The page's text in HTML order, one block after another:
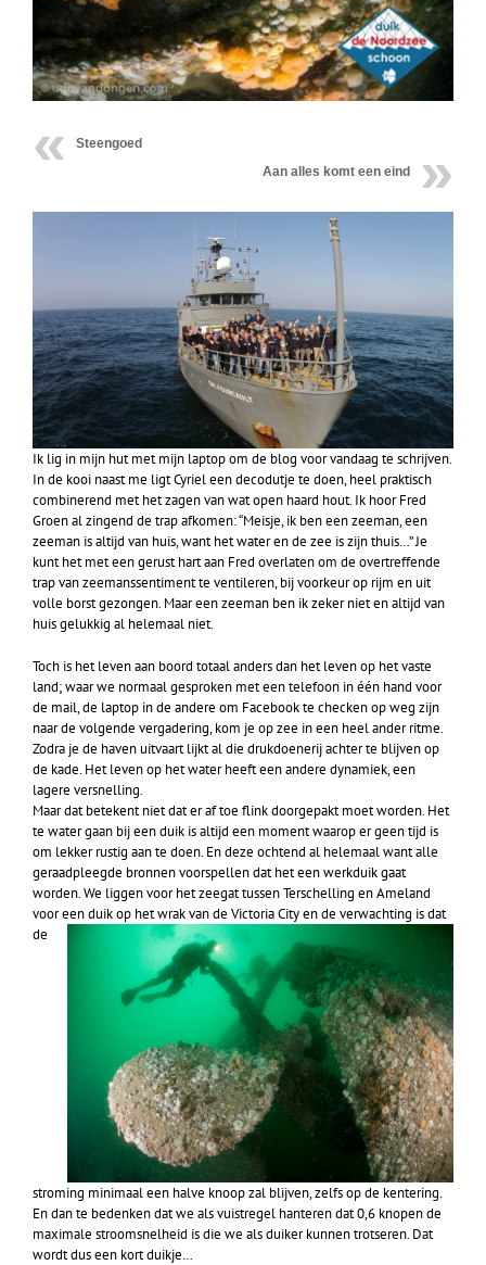
Steengoed
Aan alles komt een eind
Ik lig in mijn hut met mijn laptop om de blog voor vandaag te schrijven.
In de kooi naast me ligt Cyriel een decodutje te doen, heel praktisch
combinerend met het zagen van wat open haard hout. Ik hoor Fred
Groen al zingend de trap afkomen: “Meisje, ik ben een zeeman, een
zeeman is altijd van huis, want het water en de zee is zijn thuis…” Je
kunt het met een gerust hart aan Fred overlaten om de overtreffende
trap van zeemanssentiment te ventileren, bij voorkeur op rijm en uit
volle borst gezongen. Maar een zeeman ben ik zeker niet en altijd van
huis gelukkig al helemaal niet.
Toch is het leven aan boord totaal anders dan het leven op het vaste
land; waar we normaal gesproken met een telefoon in één hand voor
de mail, de laptop in de andere om Facebook te checken op weg zijn
naar de volgende vergadering, kom je op zee in een heel ander ritme.
Zodra je de haven uitvaart lijkt al die drukdoenerij achter te blijven op
de kade. Het leven op het water heeft een andere dynamiek, een
lagere versnelling.
Maar dat betekent niet dat er af toe flink doorgepakt moet worden. Het
te water gaan bij een duik is altijd een moment waarop er geen tijd is
om lekker rustig aan te doen. En deze ochtend al helemaal want alle
geraadpleegde bronnen voorspellen dat het een werkduik gaat
worden. We liggen voor het zeegat tussen Terschelling en Ameland
voor een duik op het wrak van de Victoria City en de verwachting is dat
de
stroming minimaal een halve knoop zal blijven, zelfs op de kentering.
En dan te bedenken dat we als vuistregel hanteren dat 0,6 knopen de
maximale stroomsnelheid is die we als duiker kunnen trotseren. Dat
wordt dus een kort duikje…